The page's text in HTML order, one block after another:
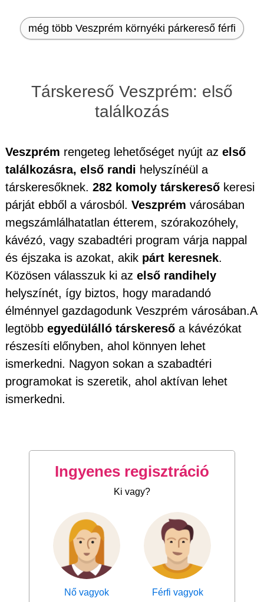
még több Veszprém környéki párkereső férfi
Társkereső Veszprém: első
találkozás
Veszprém rengeteg lehetőséget nyújt az első
találkozásra, első randi helyszínéül a
társkeresőknek. 282 komoly társkereső keresi
párját ebből a városból. Veszprém városában
megszámlálhatatlan étterem, szórakozóhely,
kávézó, vagy szabadtéri program várja nappal
és éjszaka is azokat, akik párt keresnek.
Közösen válasszuk ki az első randihely
helyszínét, így biztos, hogy maradandó
élménnyel gazdagodunk Veszprém városában.A
legtöbb egyedülálló társkereső a kávézókat
részesíti előnyben, ahol könnyen lehet
ismerkedni. Nagyon sokan a szabadtéri
programokat is szeretik, ahol aktívan lehet
ismerkedni.
Ingyenes regisztráció
Ki vagy?
Nő vagyok Férfi vagyok